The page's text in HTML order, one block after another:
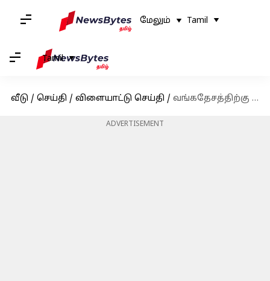
மேலும் Tamil
Tamil
வீடு / செய்தி / விளையாட்டு செய்தி / வங்கதேசத்திற்கு எதிராக டி20 தொடருக்கான இந்திய அணி அறிவிப்பு; டெஸ்ட் தொடரில் விளையாடும் ஒருவரைக் கூட சேர்க்காத பிசிசிஐ
ADVERTISEMENT